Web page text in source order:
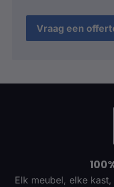
Vraag een
Elk meubel, elke